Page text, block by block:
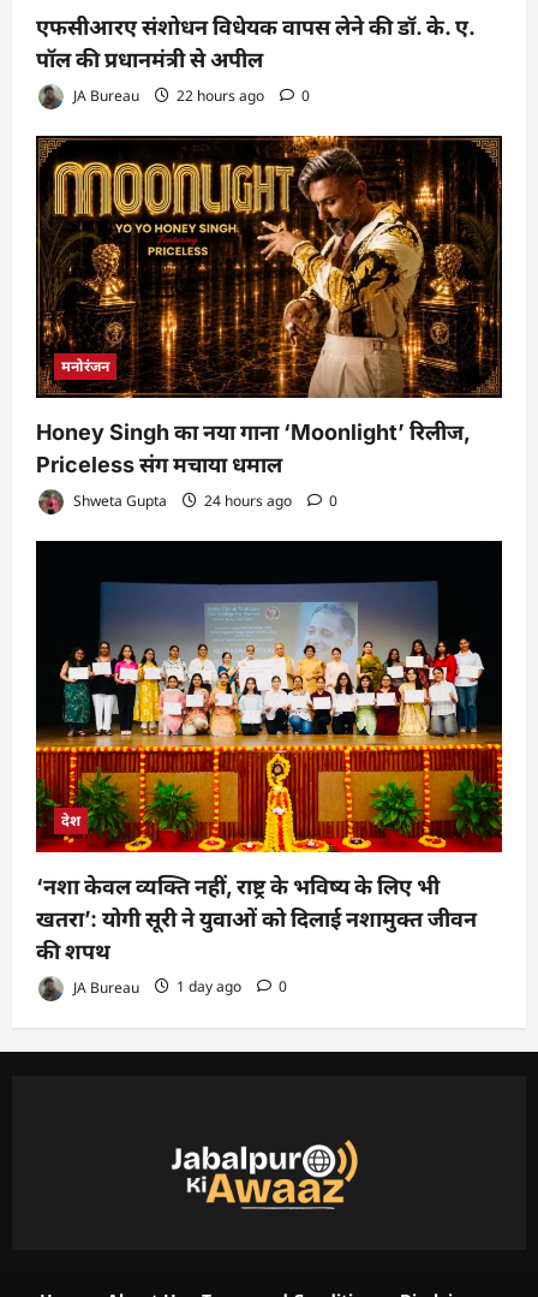
एफसीआरए संशोधन विधेयक वापस लेने की डॉ. के. ए.
पॉल की प्रधानमंत्री से अपील
JA Bureau 22 hours ago 0
मनोरंजन
Honey Singh का नया गाना ‘Moonlight’ रिलीज,
Priceless संग मचाया धमाल
Shweta Gupta 24 hours ago 0
देश
‘नशा केवल व्यक्ति नहीं, राष्ट्र के भविष्य के लिए भी
खतरा’: योगी सूरी ने युवाओं को दिलाई नशामुक्त जीवन
की शपथ
JA Bureau 1 day ago 0